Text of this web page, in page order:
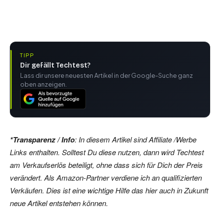
TIPP
Dir gefällt Techtest?
Lass dir unsere neuesten Artikel in der Google-Suche ganz
oben anzeigen.
*Transparenz / Info: In diesem Artikel sind Affiliate /Werbe
Links enthalten. Solltest Du diese nutzen, dann wird Techtest
am Verkaufserlös beteiligt, ohne dass sich für Dich der Preis
verändert. Als Amazon-Partner verdiene ich an qualifizierten
Verkäufen. Dies ist eine wichtige Hilfe das hier auch in Zukunft
neue Artikel entstehen können.